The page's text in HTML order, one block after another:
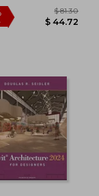
45%
dcto.